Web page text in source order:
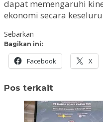
dapat memengaruhi
ekonomi secara
Sebarkan
Bagikan ini:
Facebook X
Pos terkait